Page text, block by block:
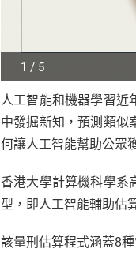
1 / 5
Play
/
the
slider
人工智能和機器學習近
中發掘新知，預測類似
何讓人工智能幫助公眾
香港大學計算機科學系
型，即人工智能輔助估
該量刑估算程式涵蓋8